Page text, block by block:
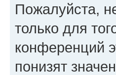
Пожалуйста,
только для
конференций
понизят